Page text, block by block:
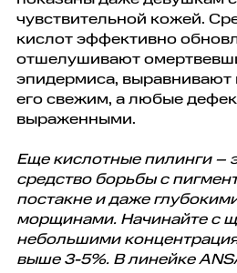
чувствительной кожей.
кислот эффективно
отшелушивают
эпидермиса, выравнивают
его свежим, а любые
выраженными.
Еще кислотные пилинги –
средство борьбы с
постакне и даже
морщинами. Начинайте с
небольшими
выше 3-5%. В линейке